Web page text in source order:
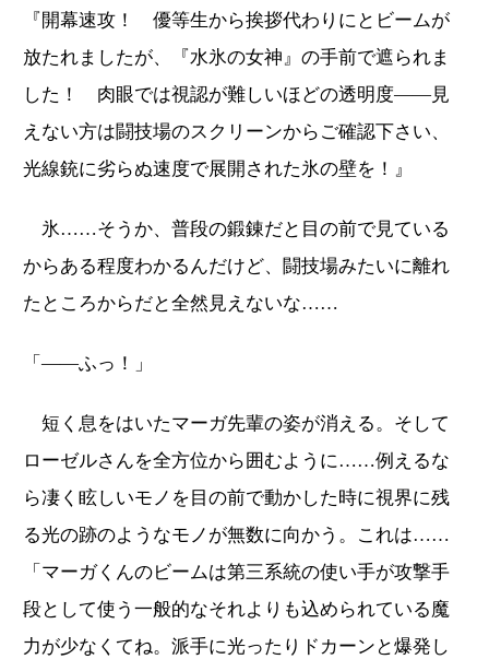
『開幕速攻！ 優等生から挨拶代わりにとビームが
放たれましたが、『水氷の女神』の手前で遮られま
した！ 肉眼では視認が難しいほどの透明度――見
えない方は闘技場のスクリーンからご確認下さい、
光線銃に劣らぬ速度で展開された氷の壁を！』
氷……そうか、普段の鍛錬だと目の前で見ている
からある程度わかるんだけど、闘技場みたいに離れ
たところからだと全然見えないな……
「――ふっ！」
短く息をはいたマーガ先輩の姿が消える。そして
ローゼルさんを全方位から囲むように……例えるな
ら凄く眩しいモノを目の前で動かした時に視界に残
る光の跡のようなモノが無数に向かう。これは……
「マーガくんのビームは第三系統の使い手が攻撃手
段として使う一般的なそれよりも込められている魔
力が少なくてね。派手に光ったりドカーンと爆発し